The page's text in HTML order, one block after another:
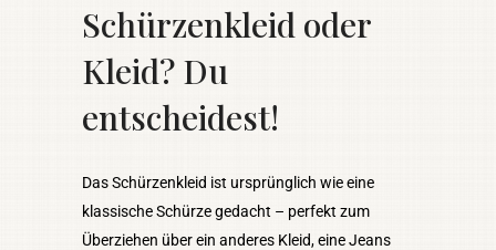
Schürzenkleid oder
Kleid? Du
entscheidest!
Das Schürzenkleid ist ursprünglich wie eine
klassische Schürze gedacht – perfekt zum
Überziehen über ein anderes Kleid, eine Jeans